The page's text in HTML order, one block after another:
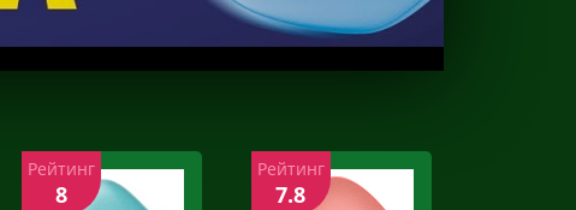
Рейтинг
8
Рейтинг
7.8